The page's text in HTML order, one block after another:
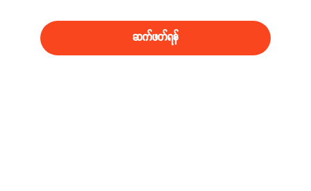
ဆက်ဖတ်ရန်